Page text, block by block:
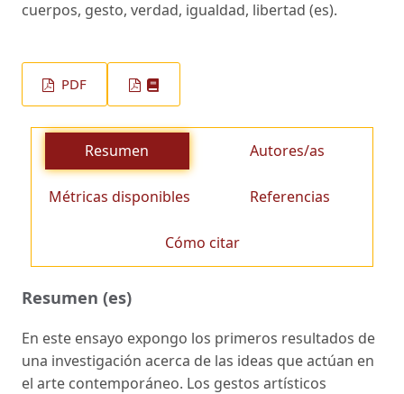
cuerpos, gesto, verdad, igualdad, libertad (es).
PDF
Resumen Autores/as
Métricas disponibles Referencias
Cómo citar
Resumen (es)
En este ensayo expongo los primeros resultados de
una investigación acerca de las ideas que actúan en
el arte contemporáneo. Los gestos artísticos